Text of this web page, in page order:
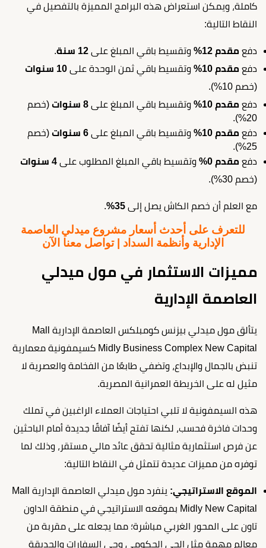
كاملة، ويمكن استعراض هذه البرامج المميزة بالتفصيل في
النقاط التالية:
دفع مقدم 12% وتقسيط باقي المبلغ على 12 سنة
.
دفع مقدم 10% وتقسيط باقي ثمن الوحدة على 10 سنوات
(خصم 10%).
دفع مقدم 10% وتقسيط باقي المبلغ على 8 سنوات
(خصم
20%).
دفع مقدم 10% وتقسيط باقي المبلغ على 6 سنوات
(خصم
25%).
دفع مقدم 0% وتقسيط باقي المبلغ المطلوب على
(خصم 30%).
مع العلم أن خصم الكاش يصل إلى 35%
.
للتعرف على أحدث أسعار مشروع ميدلي العاصمة
الإدارية وأنظمة السداد | تواصل معنا الآن
مميزات الاستثمار في مول ميدلي
العاصمة الإدارية
يتألق مول ميدلي بيزنس كومبلكس العاصمة الإدارية Mall
Midly Business Complex New Capital كسيمفونية معمارية
تنبض بالجمال والإبداع، وتضفي طابعًا من الفخامة والعصرية لا
مثيل له على الخريطة العمرانية المصرية.
هذه السيمفونية لا تلبي احتياجات العملاء الراغبين في تملك
وحدات فاخرة فحسب، لكنها تفتح أيضًا آفاقًا جديدة أمام الباحثين
عن فرص استثمارية مثالية تحقق عائد مالي مستقر، وذلك لما
توفره من مميزات عديدة تتمثل في النقاط التالية:
الموقع الاستراتيجي:
ينفرد مول ميدلي العاصمة الإدارية Mall
Midly New Capital بموقعه الاستراتيجي في منطقة الداون
تاون على المحور الغربي مباشرة؛ مما يجعله على مقربة من
معالم مهمة مثل الحي الحكومي وحي السفارات والحديقة